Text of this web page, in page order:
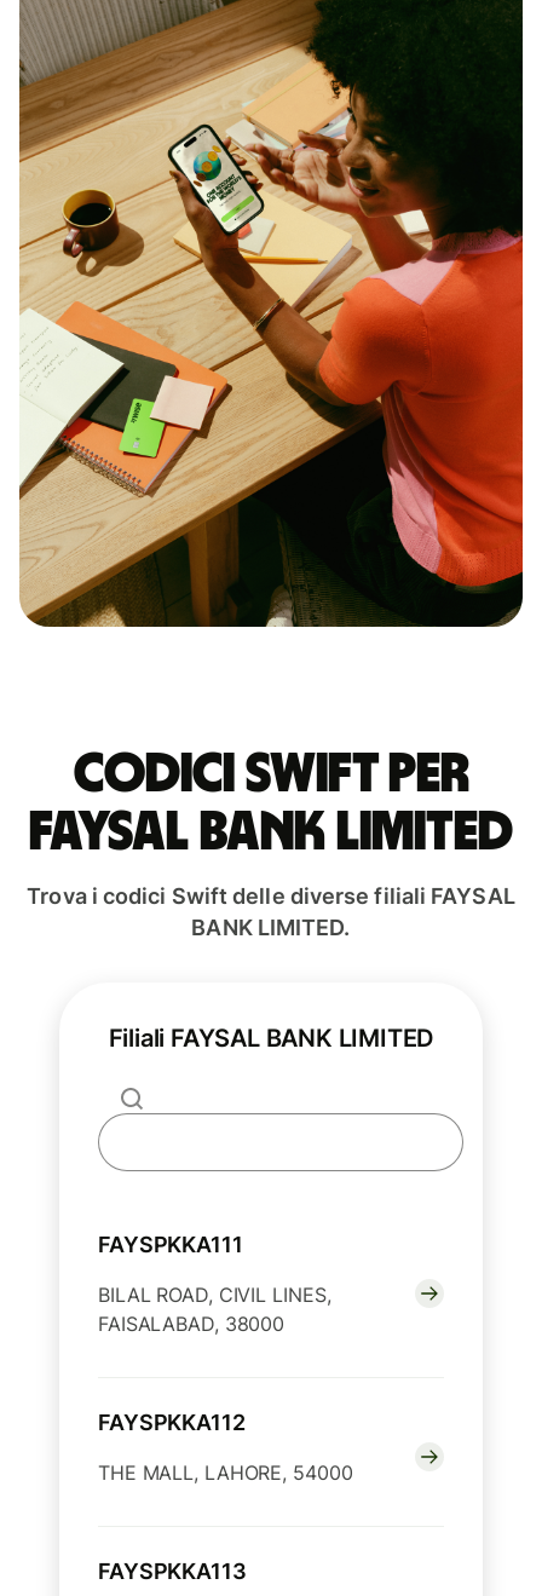
Codici Swift per
FAYSAL BANK LIMITED
Trova i codici Swift delle diverse filiali FAYSAL
BANK LIMITED.
Filiali FAYSAL BANK LIMITED
FAYSPKKA111
BILAL ROAD, CIVIL LINES,
FAISALABAD, 38000
FAYSPKKA112
THE MALL, LAHORE, 54000
FAYSPKKA113